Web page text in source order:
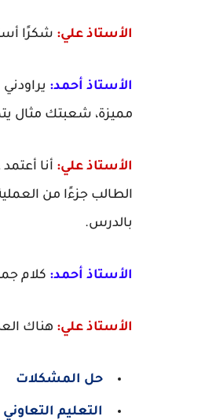
الأستاذ علي: شكرًا
الأستاذ أحمد:
مميزة، شعبتك مثال
الأستاذ علي: أنا
الطالب جزءًا من
بالدرس.
الأستاذ أحمد: كلام
الأستاذ علي: هناك
حل المشكلات
التعليم التعاوني